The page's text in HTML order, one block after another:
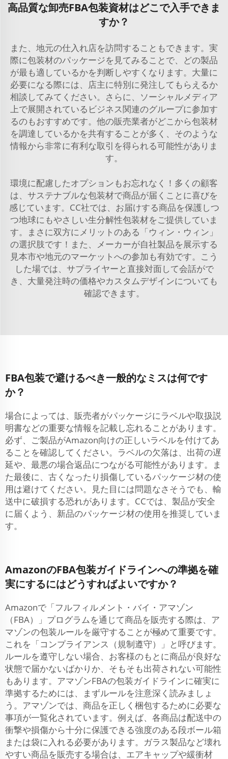
高品質な卸売FBA包装資材はどこで入手できま
すか？
また、地元の仕入れ店を訪問することもできます。実
際に包装材のパッケージを見てみることで、どの製品
が最も適しているかを判断しやすくなります。大量に
必要になる際には、店主に特別に発注してもらえるか
相談してみてください。さらに、ソーシャルメディア
上で展開されているビジネス関連のグループに参加す
るのもおすすめです。他の販売業者がどこから包装材
を調達しているかを共有することが多く、そのような
情報から非常に有利な取引を得られる可能性がありま
す。
環境に配慮したオプションもお忘れなく！多くの顧客
は、サステナブルな包装材で商品が届くことに喜びを
感じています。CC社では、お届けする商品を保護しつ
つ地球にもやさしい生分解性包装材をご提供していま
す。まさに双方にメリットのある「ウィン・ウィン」
の選択肢です！また、メーカーが自社製品を展示する
見本市や地元のマーケットへの参加も有効です。こう
した場では、サプライヤーと直接対面して会話がで
き、大量発注時の価格やカスタムデザインについても
確認できます。
FBA包装で避けるべき一般的なミスは何です
か？
場合によっては、販売者がパッケージにラベルや取扱説
明書などの重要な情報を記載し忘れることがあります。
必ず、ご製品がAmazon向けの正しいラベルを付けてあ
ることを確認してください。ラベルの欠落は、出荷の遅
延や、最悪の場合返品につながる可能性があります。ま
た最後に、古くなったり損傷しているパッケージ材の使
用は避けてください。見た目には問題なさそうでも、輸
送中に破損する恐れがあります。CCでは、製品が安全
に届くよう、新品のパッケージ材の使用を推奨していま
す。
AmazonのFBA包装ガイドラインへの準拠を確
実にするにはどうすればよいですか？
Amazonで「フルフィルメント・バイ・アマゾン
（FBA）」プログラムを通じて商品を販売する際は、ア
マゾンの包装ルールを厳守することが極めて重要です。
これを「コンプライアンス（規制遵守）」と呼びます。
ルールを遵守しない場合、お客様のもとに商品が良好な
状態で届かないばかりか、そもそも出荷されない可能性
もあります。アマゾンFBAの包装ガイドラインに確実に
準拠するためには、まずルールを注意深く読みましょ
う。アマゾンでは、商品を正しく梱包するために必要な
事項が一覧化されています。例えば、各商品は配送中の
衝撃や損傷から十分に保護できる強度のある段ボール箱
または袋に入れる必要があります。ガラス製品など壊れ
やすい商品を販売する場合は、エアキャップや緩衝材